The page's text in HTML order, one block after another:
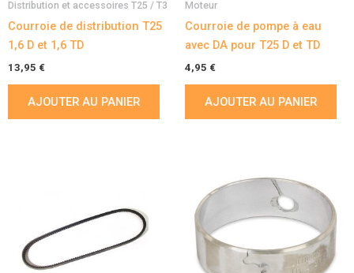
Distribution et accessoires T25 / T3
Courroie de distribution T25
1,6 D et 1,6 TD
13,95 €
AJOUTER AU PANIER
Moteur
Courroie de pompe à eau
avec DA pour T25 D et TD
4,95 €
AJOUTER AU PANIER